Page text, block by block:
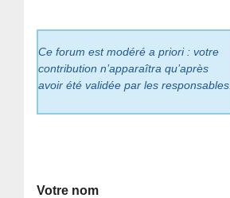
Ce forum est modéré a priori : votre
contribution n’apparaîtra qu’après
avoir été validée par les responsables.
Votre nom